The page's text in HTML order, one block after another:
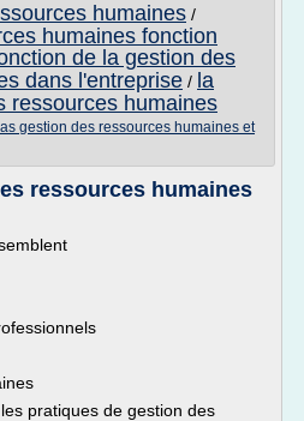
humaines /
humaines fonction
de la gestion des
dans l'entreprise / la
ressources humaines
gestion des ressources humaines et
ressources humaines
pratiques de gestion des